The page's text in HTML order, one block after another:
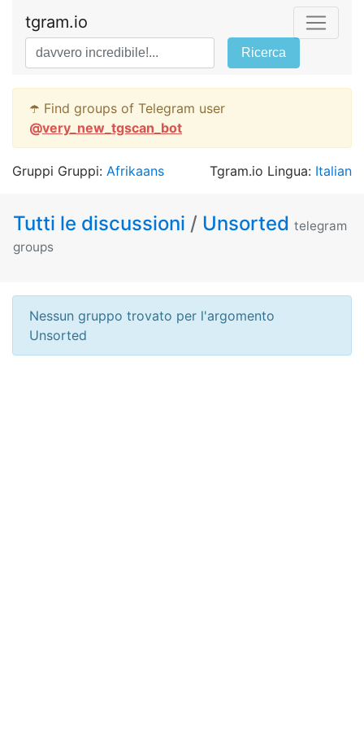
tgram.io
Ricerca
☂️ Find groups of Telegram user
@very_new_tgscan_bot
Gruppi Gruppi: Afrikaans Tgram.io Lingua: Italian
Tutti le discussioni / Unsorted telegram
groups
Nessun gruppo trovato per l'argomento
Unsorted